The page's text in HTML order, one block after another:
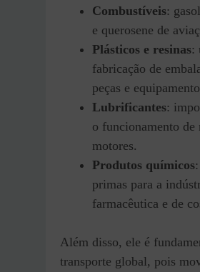
Combustíveis:
e querosene de
Plásticos e resinas:
fabricação de
peças e
Lubrificantes:
o funcionamento de
motores.
Produtos químicos
primas para a
farmacêutica e de
Além disso, ele é
transporte global, pois